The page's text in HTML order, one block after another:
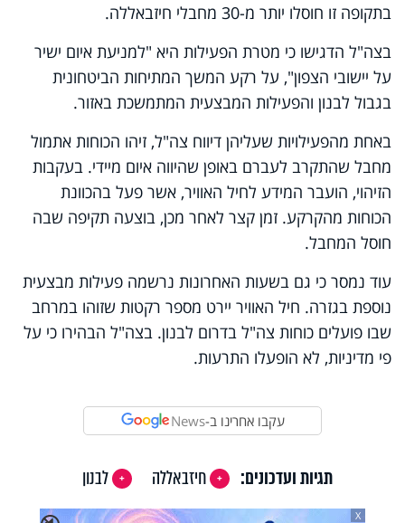
בתקופה זו חוסלו יותר מ-30 מחבלי חיזבאללה.
בצה"ל הדגישו כי מטרת הפעילות היא "למניעת איום ישיר
על יישובי הצפון", על רקע המשך המתיחות הביטחונית
בגבול לבנון והפעילות המבצעית המתמשכת באזור.
באחת מהפעילויות שעליהן דיווח צה"ל, זיהו הכוחות אתמול
מחבל שהתקרב לעברם באופן שהיווה איום מיידי. בעקבות
הזיהוי, הועבר המידע לחיל האוויר, אשר פעל בהכוונת
הכוחות מהקרקע. זמן קצר לאחר מכן, בוצעה תקיפה שבה
חוסל המחבל.
עוד נמסר כי גם בשעות האחרונות נרשמה פעילות מבצעית
נוספת בגזרה. חיל האוויר יירט מספר רקטות שזוהו במרחב
שבו פועלים כוחות צה"ל בדרום לבנון. בצה"ל הבהירו כי על
פי מדיניות, לא הופעלו התרעות.
עקבו אחרינו ב-News
תגיות ועדכונים: חיזבאללה
לבנון
X